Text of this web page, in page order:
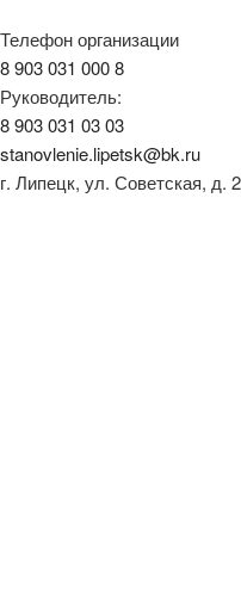
Телефон организации
8 903 031 000 8
Руководитель:
8 903 031 03 03
stanovlenie.lipetsk@bk.ru
г. Липецк, ул. Советская, д.